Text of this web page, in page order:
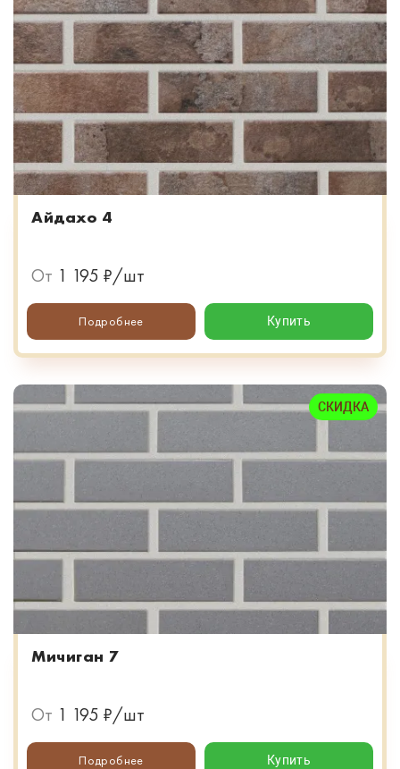
Айдахо 4
От 1 195 ₽/шт
Подробнее Купить
СКИДКА
Мичиган 7
От 1 195 ₽/шт
Подробнее Купить